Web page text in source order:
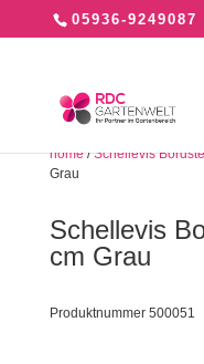
05936-9249087
home/Schellevis
Grau
Schellevis
cm Grau
Produktnummer 500051